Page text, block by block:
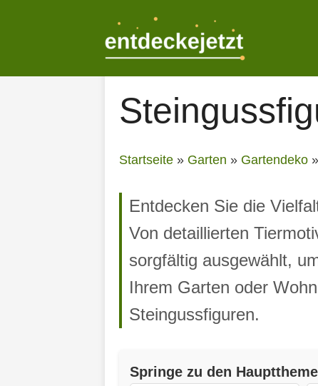
Startseite » Garten » Gartendeko »
Entdecken Sie die
Von detaillierten
sorgfältig ausgewählt,
Ihrem Garten oder
Steingussfiguren.
Springe zu den